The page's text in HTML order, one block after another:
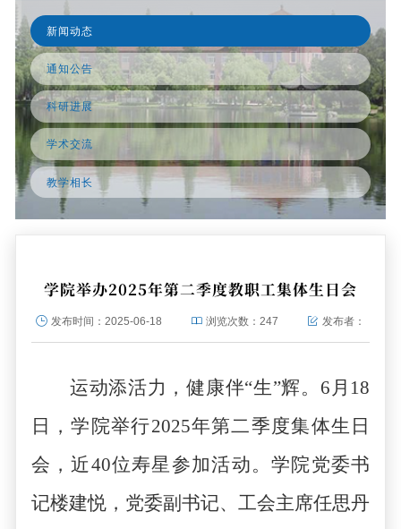
英文网站
新闻动态
通知公告
科研进展
学术交流
教学相长
学院举办2025年第二季度教职工集体生日会
发布时间： 2025-06-18 浏览次数： 247 发布者：
运动添活力，健康伴“生”辉。 6 月 18
日，学院举行2025年第二季度集体生日
会，近40位寿星参加活动。学院党委书
记楼建悦，党委副书记、工会主席任思丹